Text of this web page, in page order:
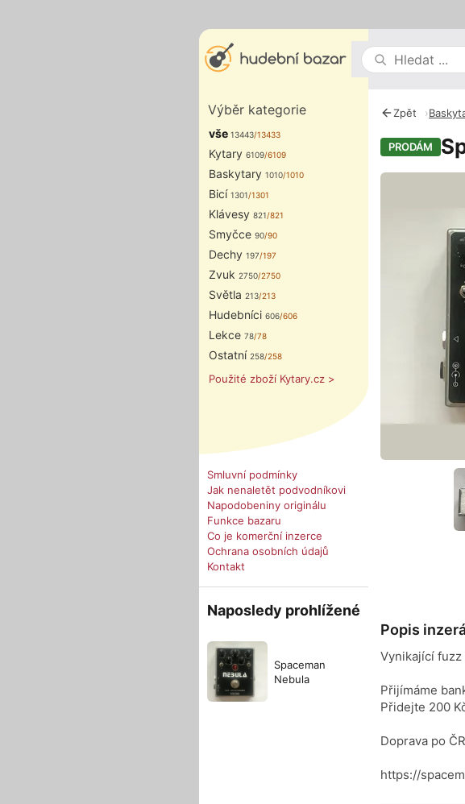
Výběr kategorie
vše 13443/13433
Kytary 6109/6109
Baskytary 1010/1010
Bicí 1301/1301
Klávesy 821/821
Smyčce 90/90
Dechy 197/197
Zvuk 2750/2750
Světla 213/213
Hudebníci 606/606
Lekce 78/78
Ostatní 258/258
Použité zboží Kytary.cz >
Smluvní podmínky
Jak nenaletět podvodníkovi
Napodobeniny originálu
Funkce bazaru
Co je komerční inzerce
Ochrana osobních údajů
Kontakt
Naposledy prohlížené
Spaceman
Nebula
Zpět ›
PRODÁM
Popis
Vynikající
Přijímáme
Přidejte 200
Doprava po
https://